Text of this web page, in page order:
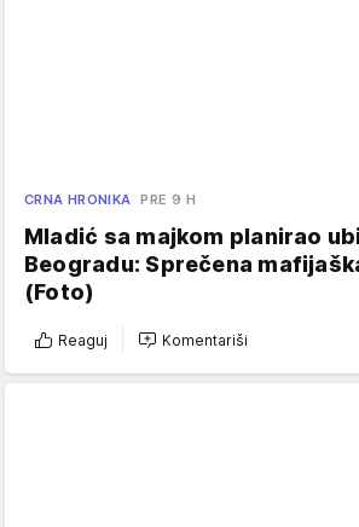
CRNA HRONIKA PRE 9 H
Mladić sa majkom planirao
Beogradu: Sprečena
(Foto)
Reaguj Komentariši